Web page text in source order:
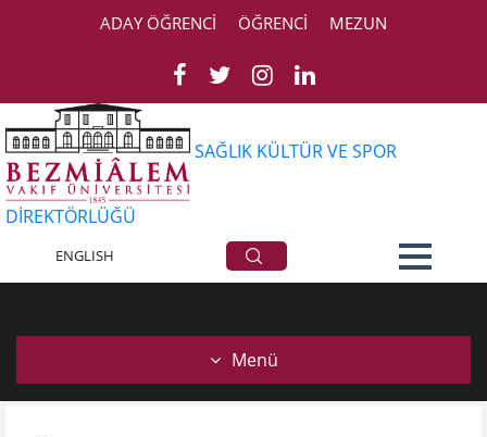
ADAY ÖĞRENCİ ÖĞRENCİ MEZUN
SAĞLIK KÜLTÜR VE SPOR
DİREKTÖRLÜĞÜ
ENGLISH
Menü